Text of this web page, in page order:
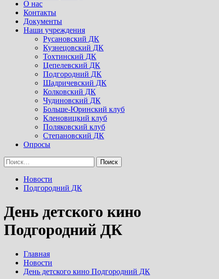
Menu
О нас
Контакты
Документы
Наши учреждения
Русановский ДК
Кузнецовский ДК
Тохтинский ДК
Цепелевский ДК
Подгородний ДК
Шадричевский ДК
Колковский ДК
Чудиновский ДК
Больше-Юринский клуб
Кленовицкий клуб
Поляковский клуб
Степановский ДК
Опросы
Найти:
Новости
Подгородний ДК
День детского кино
Подгородний ДК
Главная
Новости
День детского кино Подгородний ДК